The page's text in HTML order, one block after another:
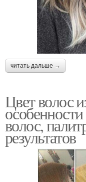
читать дальше →
Цвет волос
волос,
результатов